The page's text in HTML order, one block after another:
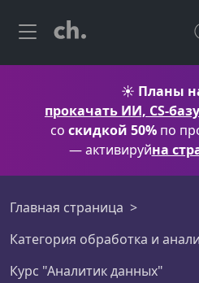
☀️ Планы
прокачать ИИ, CS-
со скидкой 50% по
— активируйна
Главная страница
Категория обработка и
Курс "Аналитик данных"